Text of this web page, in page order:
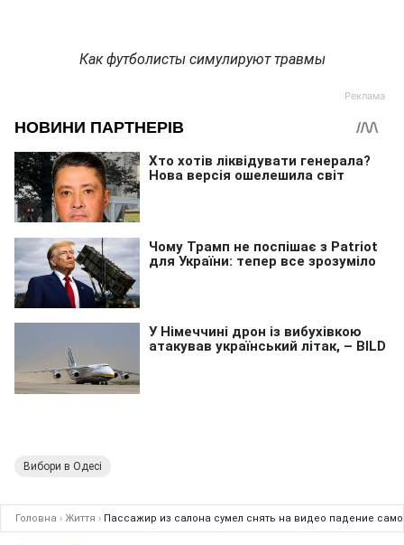
Как футболисты симулируют травмы
Вибори в Одесі
Головна › Життя › Пассажир из салона сумел снять на видео падение